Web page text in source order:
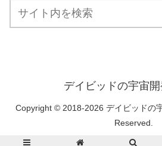
デイビッドの宇宙
Copyright © 2018-2026 デイビッドの
Reserved.